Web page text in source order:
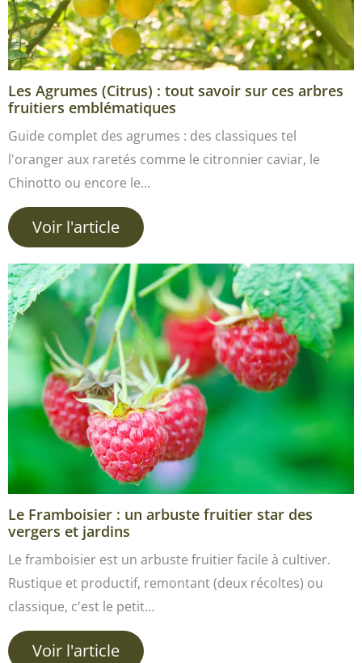
Les Agrumes (Citrus) : tout savoir sur ces arbres
fruitiers emblématiques
Guide complet des agrumes : des classiques tel
l'oranger aux raretés comme le citronnier caviar, le
Chinotto ou encore le…
Voir l'article
Le Framboisier : un arbuste fruitier star des
vergers et jardins
Le framboisier est un arbuste fruitier facile à cultiver.
Rustique et productif, remontant (deux récoltes) ou
classique, c'est le petit…
Voir l'article